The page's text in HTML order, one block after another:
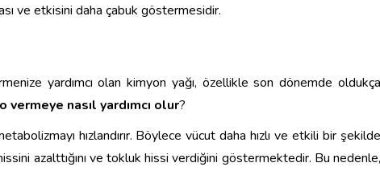
ve etkisini daha çabuk göstermesidir.
yardımcı olan kimyon yağı, özellikle son dönemde oldukça
vermeye nasıl yardımcı olur?
hızlandırır. Böylece vücut daha hızlı ve etkili bir şekilde
azalttığını ve tokluk hissi verdiğini göstermektedir. Bu nedenle,